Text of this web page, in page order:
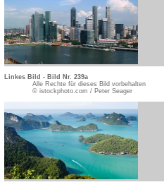
Linkes Bild - Bild Nr. 239a
Alle Rechte für dieses Bild vorbehalten
© istockphoto.com / Peter Seager